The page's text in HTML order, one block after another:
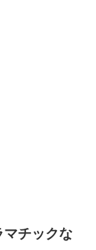
マチックな